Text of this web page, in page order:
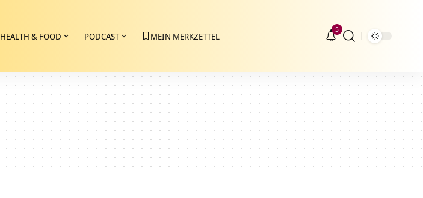
HEALTH & FOOD PODCAST MEIN MERKZETTEL
5